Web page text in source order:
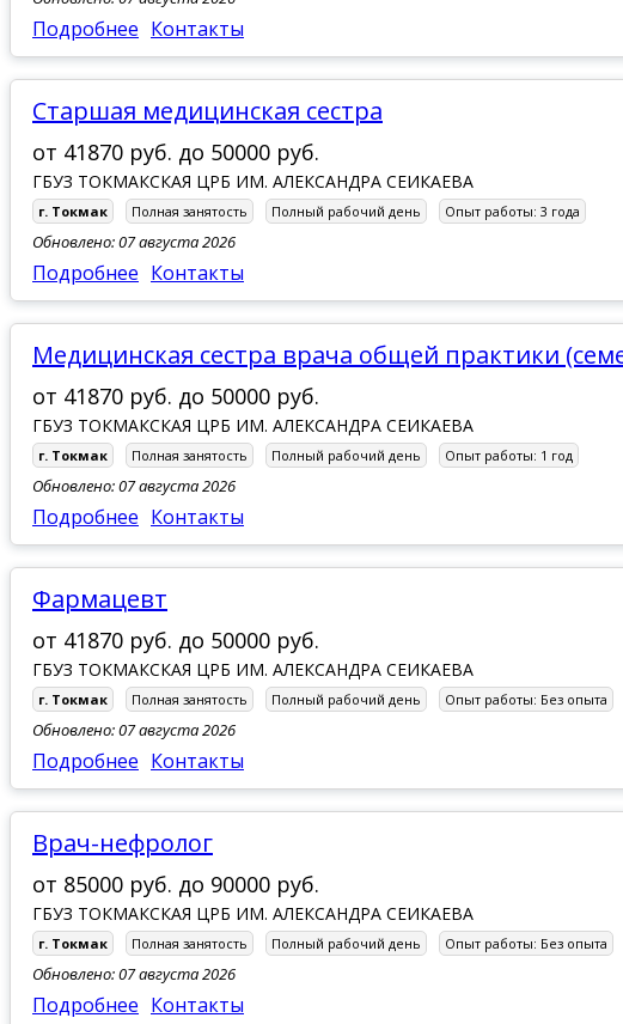
Подробнее Контакты
Старшая медицинская сестра
от 41870 руб. до 50000 руб.
ГБУЗ ТОКМАКСКАЯ ЦРБ ИМ. АЛЕКСАНДРА СЕИКАЕВА
г. Токмак Полная занятость Полный рабочий день Опыт работы: 3 года
Обновлено: 07 августа 2026
Подробнее Контакты
Медицинская сестра врача общей практики
от 41870 руб. до 50000 руб.
ГБУЗ ТОКМАКСКАЯ ЦРБ ИМ. АЛЕКСАНДРА СЕИКАЕВА
г. Токмак Полная занятость Полный рабочий день Опыт работы: 1 год
Обновлено: 07 августа 2026
Подробнее Контакты
Фармацевт
от 41870 руб. до 50000 руб.
ГБУЗ ТОКМАКСКАЯ ЦРБ ИМ. АЛЕКСАНДРА СЕИКАЕВА
г. Токмак Полная занятость Полный рабочий день Опыт работы: Без опыта
Обновлено: 07 августа 2026
Подробнее Контакты
Врач-нефролог
от 85000 руб. до 90000 руб.
ГБУЗ ТОКМАКСКАЯ ЦРБ ИМ. АЛЕКСАНДРА СЕИКАЕВА
г. Токмак Полная занятость Полный рабочий день Опыт работы: Без опыта
Обновлено: 07 августа 2026
Подробнее Контакты